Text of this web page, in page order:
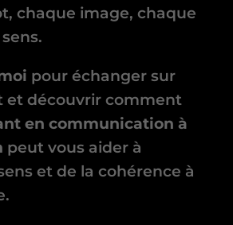
chaque image, chaque
pour échanger sur
et découvrir comment
en communication à
peut vous aider à
et de la cohérence à